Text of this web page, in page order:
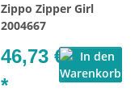
Zippo Zipper Girl
2004667
46,73 €
*